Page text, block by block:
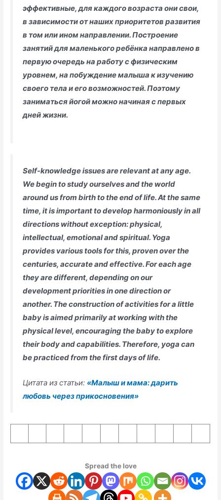
эффективные, для каждого возраста они свои,
в зависимости от наших приоритетов развития
в том или ином направлении. Построение
занятий для маленького ребёнка направлено в
первую очередь на работу с физическим
уровнем, на побуждение малыша к изучению
своего тела и его возможностей. Поэтому
заниматься йогой можно начиная с первых
дней жизни.
Self-knowledge issues are relevant at any age.
We begin to study ourselves and the world
around us from birth to the end of life. At the same
time, it is important to develop harmoniously in all
directions without exception: physical,
intellectual, emotional and spiritual. Yoga
provides various tools for this, proven over the
centuries, accurate and effective. For each age
they are different, depending on our
development priorities in one direction or
another. The construction of activities for a little
baby is aimed primarily at working with the
physical level, encouraging the baby to explore
their body and capabilities. Therefore, yoga can
be practiced from the first days of life.
Цитата из статьи: «Малыш и мама: дарить
любовь через прикосновения»
Spread the love